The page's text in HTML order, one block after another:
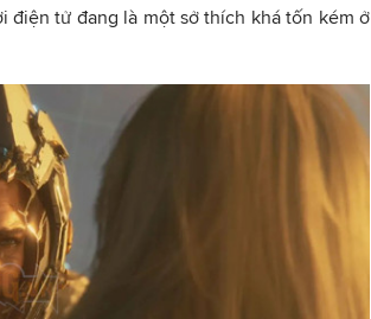
điện tử đang là một sở thích khá tốn kém ở